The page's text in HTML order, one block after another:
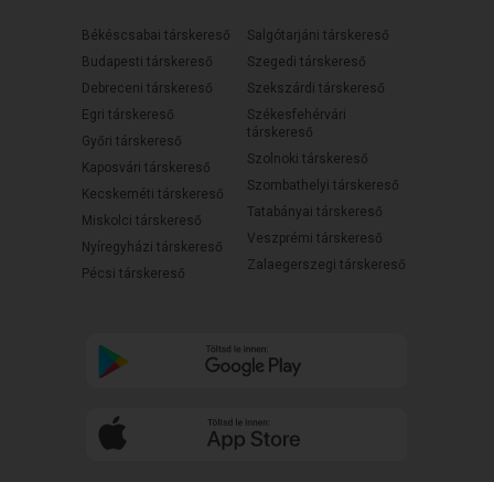
Békéscsabai társkereső
Budapesti társkereső
Debreceni társkereső
Egri társkereső
Győri társkereső
Kaposvári társkereső
Kecskeméti társkereső
Miskolci társkereső
Nyíregyházi társkereső
Pécsi társkereső
Salgótarjáni társkereső
Szegedi társkereső
Szekszárdi társkereső
Székesfehérvári
társkereső
Szolnoki társkereső
Szombathelyi társkereső
Tatabányai társkereső
Veszprémi társkereső
Zalaegerszegi társkereső